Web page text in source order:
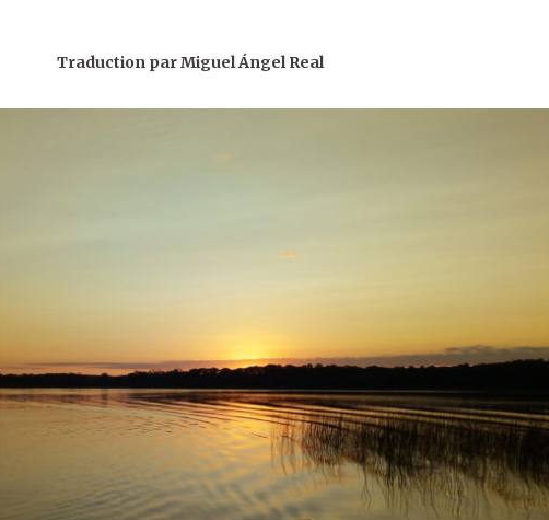
Traduction par Miguel Ángel Real